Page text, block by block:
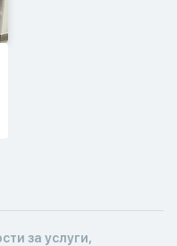
за услуги,